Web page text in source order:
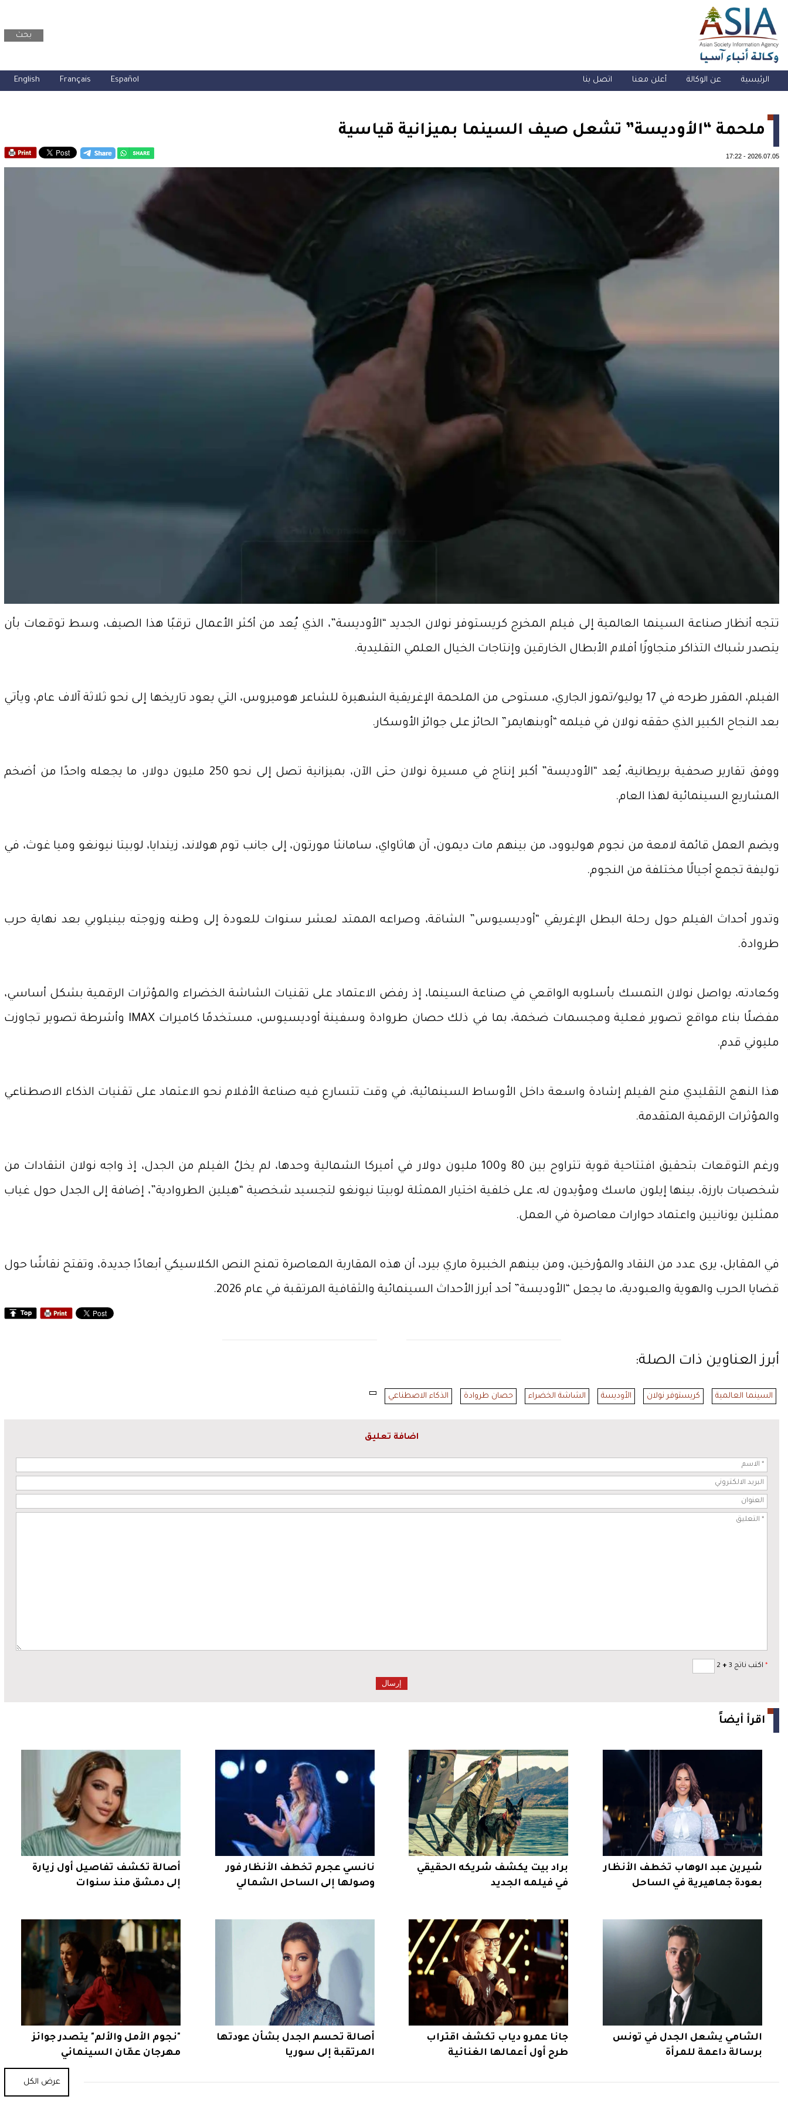
بحث
الرئيسية عن الوكالة أعلن معنا اتصل بنا English Français Español
ملحمة “الأوديسة” تشعل صيف السينما بميزانية قياسية
2026.07.05
-
17:22
تتجه أنظار صناعة السينما العالمية إلى فيلم المخرج كريستوفر نولان الجديد “الأوديسة”، الذي يُعد من أكثر الأعمال ترقبًا هذا الصيف، وسط توقعات بأن
يتصدر شباك التذاكر متجاوزًا أفلام الأبطال الخارقين وإنتاجات الخيال العلمي التقليدية.
الفيلم، المقرر طرحه في 17 يوليو/تموز الجاري، مستوحى من الملحمة الإغريقية الشهيرة للشاعر هوميروس، التي يعود تاريخها إلى نحو ثلاثة آلاف عام، ويأتي
بعد النجاح الكبير الذي حققه نولان في فيلمه “أوبنهايمر” الحائز على جوائز الأوسكار.
ووفق تقارير صحفية بريطانية، يُعد “الأوديسة” أكبر إنتاج في مسيرة نولان حتى الآن، بميزانية تصل إلى نحو 250 مليون دولار، ما يجعله واحدًا من أضخم
المشاريع السينمائية لهذا العام.
ويضم العمل قائمة لامعة من نجوم هوليوود، من بينهم مات ديمون، آن هاثاواي، سامانثا مورتون، إلى جانب توم هولاند، زيندايا، لوبيتا نيونغو وميا غوث، في
توليفة تجمع أجيالًا مختلفة من النجوم.
وتدور أحداث الفيلم حول رحلة البطل الإغريقي “أوديسيوس” الشاقة، وصراعه الممتد لعشر سنوات للعودة إلى وطنه وزوجته بينيلوبي بعد نهاية حرب
طروادة.
وكعادته، يواصل نولان التمسك بأسلوبه الواقعي في صناعة السينما، إذ رفض الاعتماد على تقنيات الشاشة الخضراء والمؤثرات الرقمية بشكل أساسي،
مفضلًا بناء مواقع تصوير فعلية ومجسمات ضخمة، بما في ذلك حصان طروادة وسفينة أوديسيوس، مستخدمًا كاميرات IMAX وأشرطة تصوير تجاوزت
مليوني قدم.
هذا النهج التقليدي منح الفيلم إشادة واسعة داخل الأوساط السينمائية، في وقت تتسارع فيه صناعة الأفلام نحو الاعتماد على تقنيات الذكاء الاصطناعي
والمؤثرات الرقمية المتقدمة.
ورغم التوقعات بتحقيق افتتاحية قوية تتراوح بين 80 و100 مليون دولار في أميركا الشمالية وحدها، لم يخلُ الفيلم من الجدل، إذ واجه نولان انتقادات من
شخصيات بارزة، بينها إيلون ماسك ومؤيدون له، على خلفية اختيار الممثلة لوبيتا نيونغو لتجسيد شخصية “هيلين الطروادية”، إضافة إلى الجدل حول غياب
ممثلين يونانيين واعتماد حوارات معاصرة في العمل.
في المقابل، يرى عدد من النقاد والمؤرخين، ومن بينهم الخبيرة ماري بيرد، أن هذه المقاربة المعاصرة تمنح النص الكلاسيكي أبعادًا جديدة، وتفتح نقاشًا حول
قضايا الحرب والهوية والعبودية، ما يجعل “الأوديسة” أحد أبرز الأحداث السينمائية والثقافية المرتقبة في عام 2026.
أبرز العناوين ذات الصلة:
السينما العالمية كريستوفر نولان الأوديسة الشاشة الخضراء حصان طروادة الذكاء الاصطناعي
اضافة تعليق
* اكتب ناتج 3 +
اقرأ أيضاً
شيرين عبد الوهاب تخطف الأنظار
بعودة جماهيرية في الساحل
براد بيت يكشف شريكه الحقيقي
في فيلمه الجديد
نانسي عجرم تخطف الأنظار فور
وصولها إلى الساحل الشمالي
أصالة تكشف تفاصيل أول زيارة
إلى دمشق منذ سنوات
الشامي يشعل الجدل في تونس
برسالة داعمة للمرأة
جانا عمرو دياب تكشف اقتراب
طرح أول أعمالها الغنائية
أصالة تحسم الجدل بشأن عودتها
المرتقبة إلى سوريا
"نجوم الأمل والألم" يتصدر جوائز
مهرجان عمّان السينمائي
عرض الكل